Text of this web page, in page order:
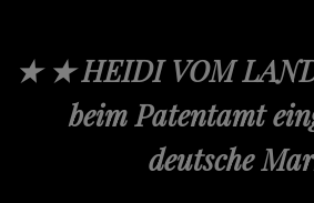
★ ★ HEIDI VOM
beim Patentamt
deutsche